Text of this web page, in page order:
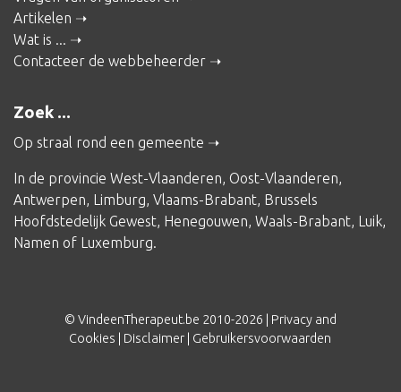
Artikelen
Wat is ...
Contacteer de webbeheerder
Zoek ...
Op straal rond een gemeente
In de provincie West-Vlaanderen, Oost-Vlaanderen,
Antwerpen, Limburg, Vlaams-Brabant, Brussels
Hoofdstedelijk Gewest, Henegouwen, Waals-Brabant, Luik,
Namen of Luxemburg.
© VindeenTherapeut.be 2010-2026 | Privacy and
Cookies
Disclaimer Gebruikersvoorwaarden